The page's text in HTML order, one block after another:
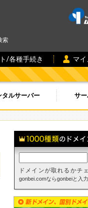
索
/各種手続き マ
タルサーバー サ
ドメインが取れるかチ
gonbei.comならgonbeiと入